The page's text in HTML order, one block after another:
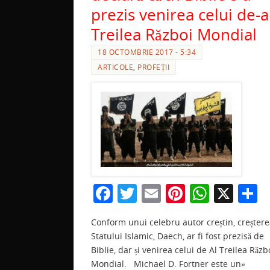
prezis venirea celui de-
Treilea Război Mondial
18 OCTOMBRIE 2017 - 5:34
ARTICOLE PROFEȚII
F
c
e
T
w
itt
er
E
m
ai
l
Pi
er
e
W
at
s
X
Conform unui celebru autor creștin,
Statului Islamic, Daech, ar fi fost prezisă de
Biblie, dar și venirea celui de Al Treilea
Mondial. Michael D. Fortner este un»